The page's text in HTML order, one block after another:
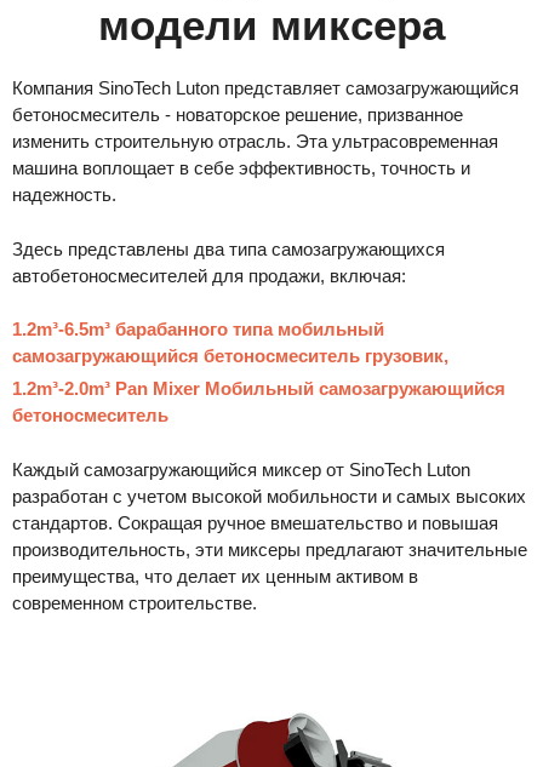
модели миксера
Компания SinoTech Luton представляет самозагружающийся
бетоносмеситель - новаторское решение, призванное
изменить строительную отрасль. Эта ультрасовременная
машина воплощает в себе эффективность, точность и
надежность.
Здесь представлены два типа самозагружающихся
автобетоносмесителей для продажи, включая:
1.2m³-6.5m³ барабанного типа мобильный
самозагружающийся бетоносмеситель грузовик,
1.2m³-2.0m³ Pan Mixer Мобильный самозагружающийся
бетоносмеситель
Каждый самозагружающийся миксер от SinoTech Luton
разработан с учетом высокой мобильности и самых высоких
стандартов. Сокращая ручное вмешательство и повышая
производительность, эти миксеры предлагают значительные
преимущества, что делает их ценным активом в
современном строительстве.